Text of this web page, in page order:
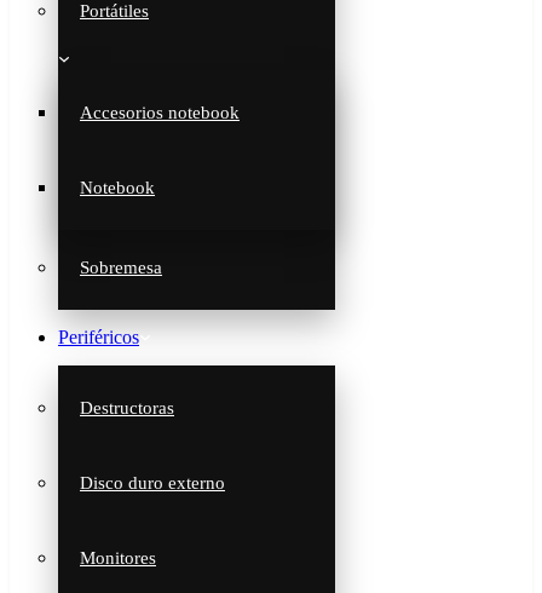
Portátiles
Accesorios notebook
Notebook
Sobremesa
Periféricos
Destructoras
Disco duro externo
Monitores